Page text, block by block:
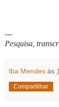
---
Pesquisa,
Iba Mendes às
Compartilhar